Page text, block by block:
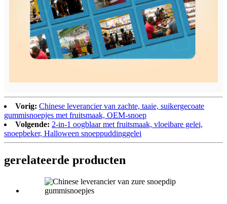
Vorig: Chinese leverancier van zachte, taaie, suikergecoate
gummisnoepjes met fruitsmaak, OEM-snoep
Volgende: 2-in-1 oogblaar met fruitsmaak, vloeibare gelei,
snoepbeker, Halloween snoeppuddinggelei
gerelateerde producten